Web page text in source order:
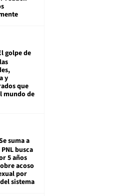
golpe de
y
que
mundo de
suma a
busca
5 años
acoso
por
sistema